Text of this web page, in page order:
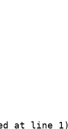
at line 1)